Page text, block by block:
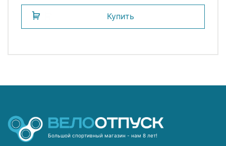
Купить
Большой спортивный магазин - нам 8 лет!